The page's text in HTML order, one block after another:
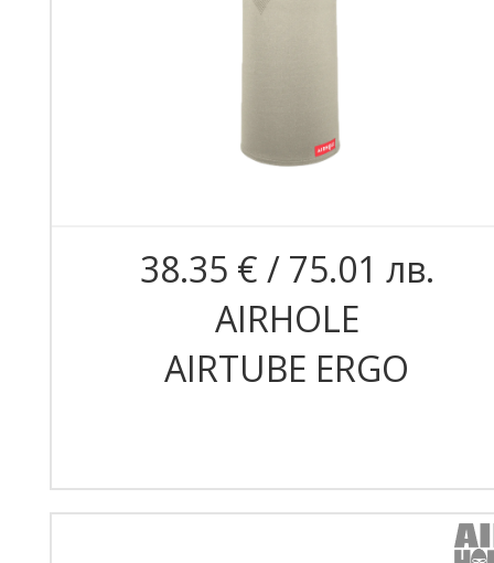
38.35 € / 75.01 лв.
AIRHOLE
AIRTUBE ERGO